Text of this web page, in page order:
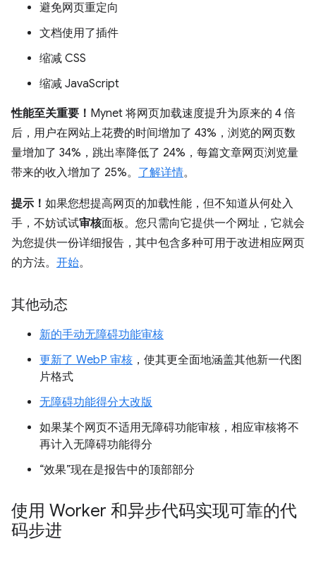
避免网页重定向
文档使用了插件
缩减 CSS
缩减 JavaScript
性能至关重要！ Mynet 将网页加载速度提升为原来的 4 倍
后，用户在网站上花费的时间增加了 43%，浏览的网页数
量增加了 34%，跳出率降低了 24%，每篇文章网页浏览量
带来的收入增加了 25%。 了解详情。
提示！ 如果您想提高网页的加载性能，但不知道从何处入
手，不妨试试审核面板。您只需向它提供一个网址，它就会
为您提供一份详细报告，其中包含多种可用于改进相应网页
的方法。 开始。
其他动态
新的手动无障碍功能审核
更新了 WebP 审核 ，使其更全面地涵盖其他新一代图
片格式
无障碍功能得分大改版
如果某个网页不适用无障碍功能审核，相应审核将不
再计入无障碍功能得分
“效果”现在是报告中的顶部部分
使用 Worker 和异步代码实现可靠的代
码步进